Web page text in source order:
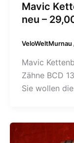
Mavic
neu –
VeloWeltMurnau
Mavic
Zähne BCD
Sie wollen